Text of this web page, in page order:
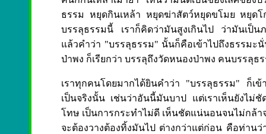
ธรรม หยุดกินเหล้า หยุดฆ่าสัตว์หยุดขโมย หยุด
บรรลุธรรมนี้ เราก็คิดว่ามันสูงเกินไป ว่ามันเป็น
แล้วคำว่า "บรรลุธรรม" นั้นก็คือเข้าไปถึงธรรมะ
ป่าพง ก็เรียกว่า บรรลุถึงวัดหนองป่าพง คนบรรลุธ
เราทุกคนโดยมากได้ยินคำว่า "บรรลุธรรม" ก็เ
เป็นจริงนั้น เช่นว่าอันนี้มันบาป แต่เราเห็นยังไม่
โทษ เป็นการกระทำไม่ดี เห็นชัดแน่นอนจนไม่กล้
จะต้องวางต้องทิ้งมันไป ต่างกว่าแต่ก่อน คือท่านว่